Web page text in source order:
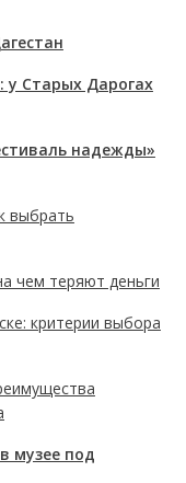
у Старых Дарогах
надежды»
выбрать
чем теряют деньги
критерии выбора
музее под